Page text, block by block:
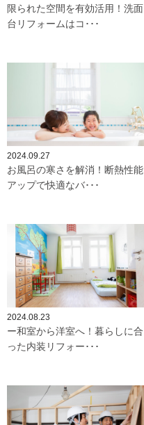
限られた空間を有効活用！洗面
台リフォームはコ･･･
2024.09.27
お風呂の寒さを解消！断熱性能
アップで快適なバ･･･
2024.08.23
ー和室から洋室へ！暮らしに合
った内装リフォー･･･